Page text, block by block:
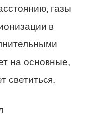
газы
в
на основные,
светиться.